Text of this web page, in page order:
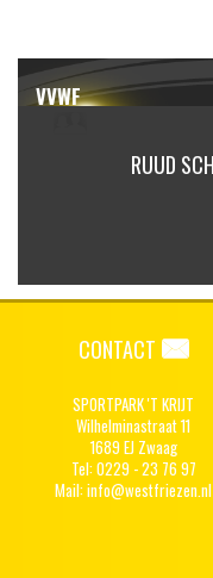
VVWF
RUUD
CONTACT
SPORTPARK 'T KRIJT
Wilhelminastraat 11
1689 EJ Zwaag
Tel: 0229 - 23 76 97
Mail:info@westfriezen.nl